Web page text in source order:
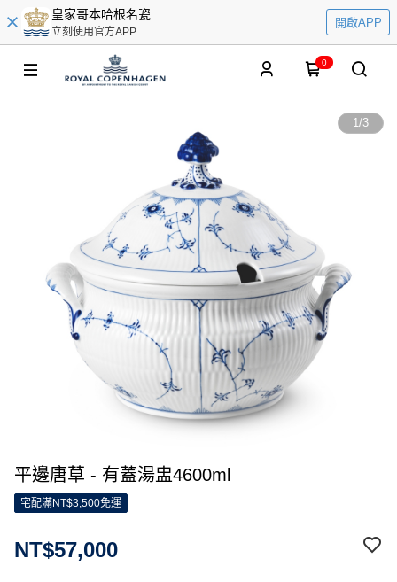
皇家哥本哈根名瓷
立刻使用官方APP
開啟APP
0
1/3
平邊唐草 - 有蓋湯盅4600ml
宅配滿NT$3,500免運
NT$57,000